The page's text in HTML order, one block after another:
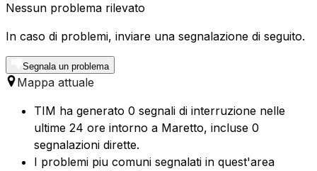
Nessun problema rilevato
In caso di problemi, inviare una segnalazione di seguito.
Segnala un problema
Mappa attuale
TIM ha generato 0 segnali di interruzione nelle
ultime 24 ore intorno a Maretto, incluse 0
segnalazioni dirette.
I problemi piu comuni segnalati in quest'area